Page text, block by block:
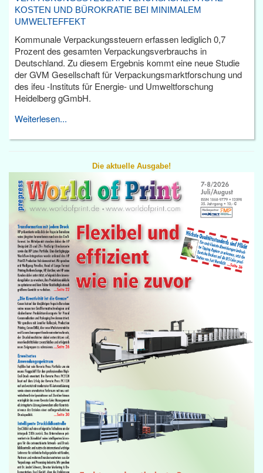
KOSTEN UND BÜROKRATIE BEI MINIMALEM
UMWELTEFFEKT
Kommunale Verpackungssteuern erfassen lediglich 0,7
Prozent des gesamten Verpackungsverbrauchs in
Deutschland. Zu diesem Ergebnis kommt eine neue Studie
der GVM Gesellschaft für Verpackungsmarktforschung und
des ifeu -Instituts für Energie- und Umweltforschung
Heidelberg gGmbH.
Weiterlesen...
Die aktuelle Ausgabe!